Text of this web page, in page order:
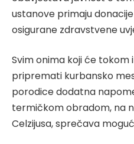
ustanove primaju
osigurane zdravstvene
Svim onima koji će
pripremati kurbansko
porodice dodatna
termičkom obradom, na
Celzijusa, sprečava